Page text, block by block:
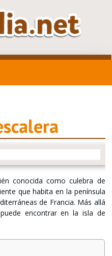
conocida como culebra de
que habita en la península
de Francia. Más allá
encontrar en la isla de